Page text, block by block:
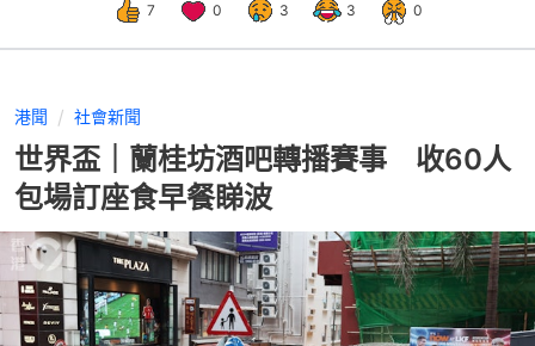
7 0 3 3 0
港聞 社會新聞
世界盃｜蘭桂坊酒吧轉播賽事 收60人
包場訂座食早餐睇波